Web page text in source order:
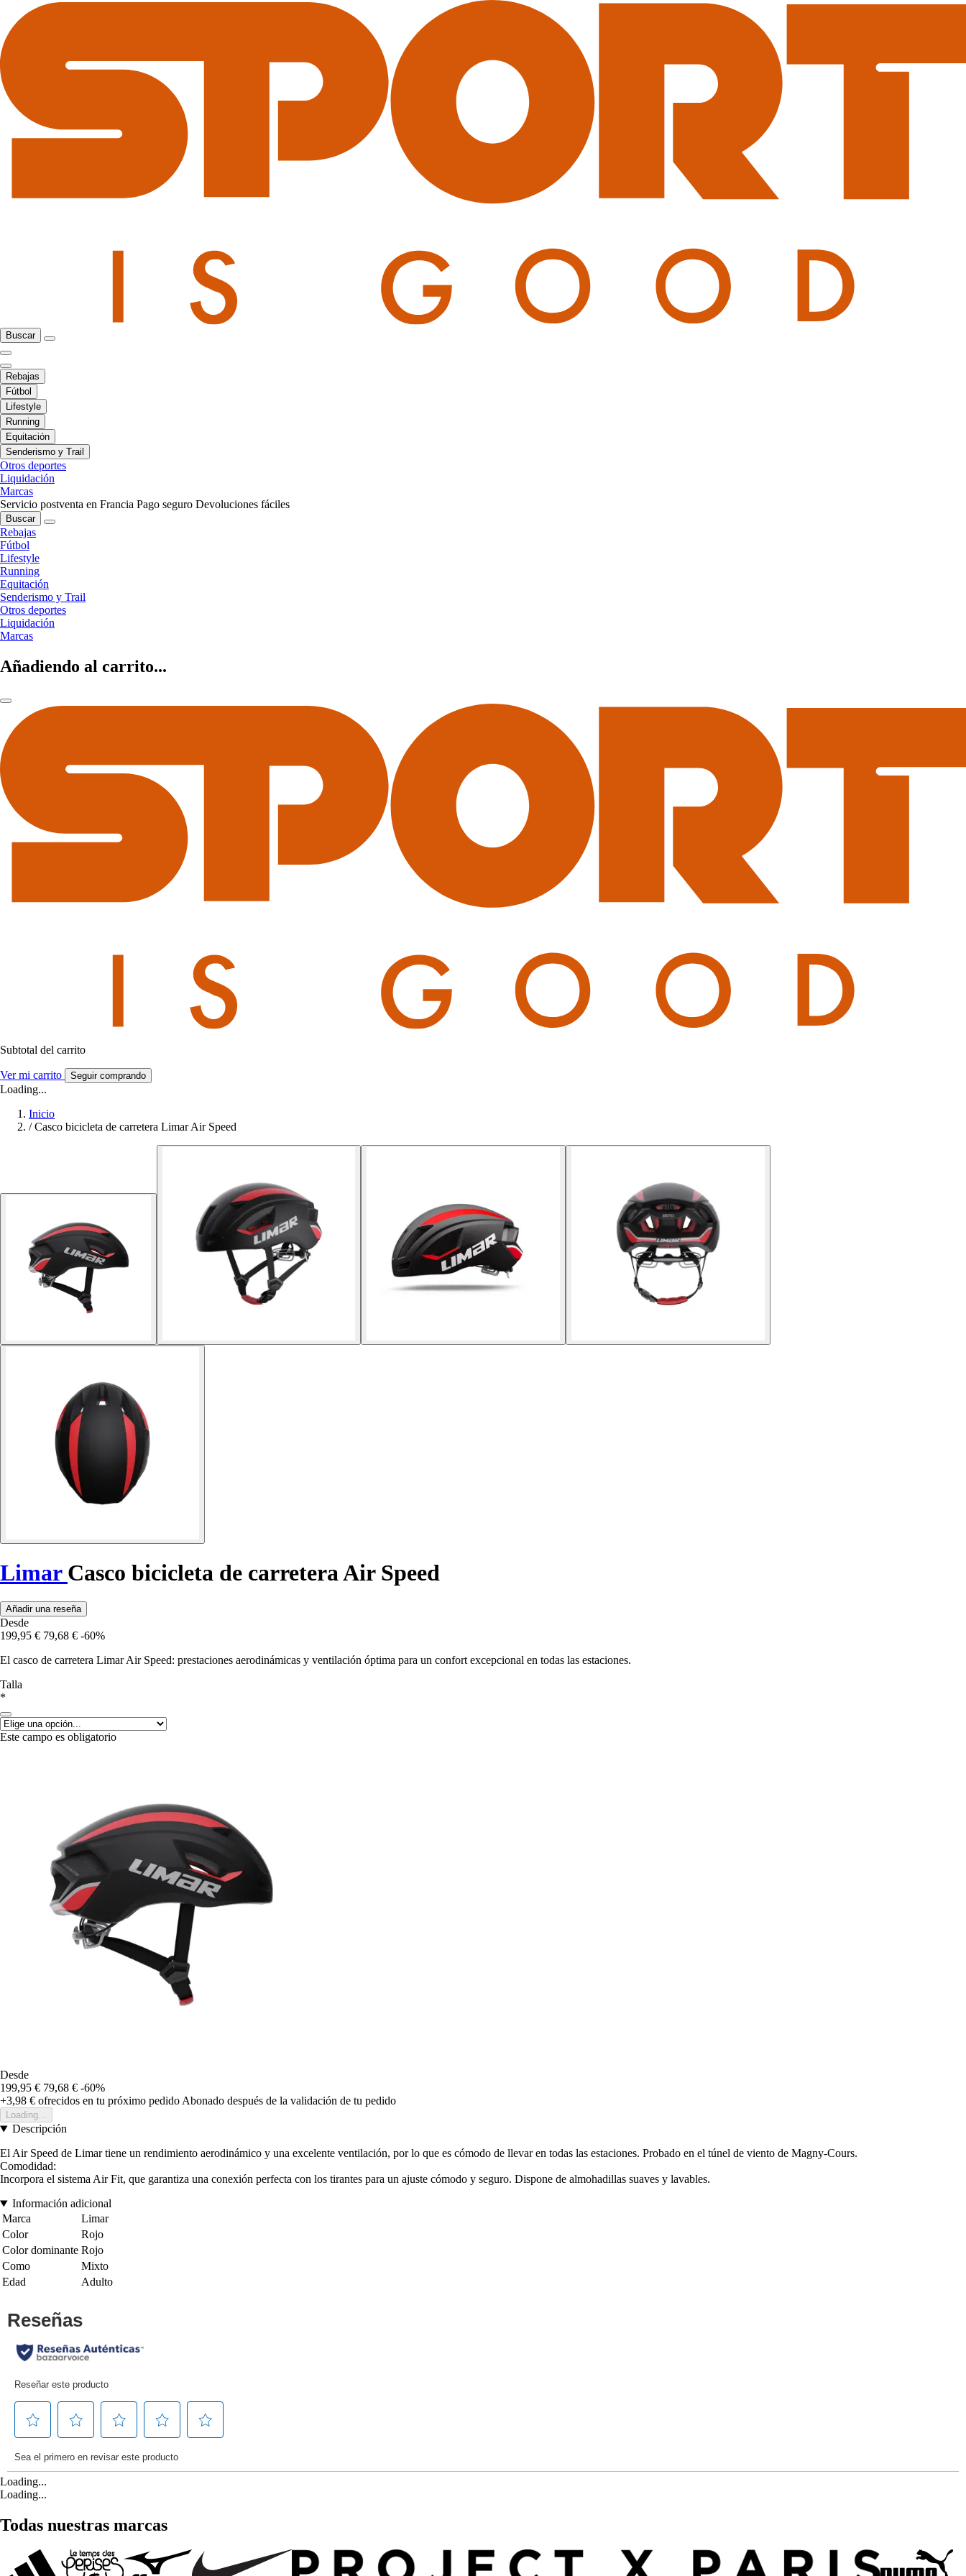
Buscar
Rebajas
Fútbol
Lifestyle
Running
Equitación
Senderismo y Trail
Otros deportes
Liquidación
Marcas
Servicio postventa en Francia Pago seguro Devoluciones fáciles
Buscar
Rebajas
Fútbol
Lifestyle
Running
Equitación
Senderismo y Trail
Otros deportes
Liquidación
Marcas
Añadiendo al carrito...
Subtotal del carrito
Ver mi carrito Seguir comprando
Loading...
Inicio
/ Casco bicicleta de carretera Limar Air Speed
Limar Casco bicicleta de carretera Air Speed
Añadir una reseña
Desde
199,95 € 79,68 € -60%
El casco de carretera Limar Air Speed: prestaciones aerodinámicas y ventilación óptima para un confort excepcional en todas las estaciones.
Talla
*
Este campo es obligatorio
Desde
199,95 € 79,68 € -60%
+3,98 € ofrecidos en tu próximo pedido Abonado después de la validación de tu pedido
Loading...
Descripción
El Air Speed de Limar tiene un rendimiento aerodinámico y una excelente ventilación, por lo que es cómodo de llevar en todas las estaciones. Probado en el túnel de viento de Magny-Cours.
Comodidad:
Incorpora el sistema Air Fit, que garantiza una conexión perfecta con los tirantes para un ajuste cómodo y seguro. Dispone de almohadillas suaves y lavables.
Información adicional
Marca
Limar
Color
Rojo
Color dominante Rojo
Como
Mixto
Edad
Adulto
Loading...
Loading...
Todas nuestras marcas